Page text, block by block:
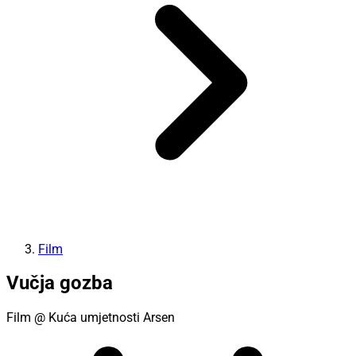
Film
Vučja gozba
Film @ Kuća umjetnosti Arsen